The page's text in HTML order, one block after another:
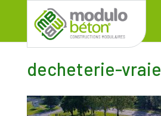
decheterie-vraie